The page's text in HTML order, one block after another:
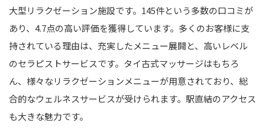
大型リラクゼーション施設です。145件という多数の口コミが
あり、4.7点の高い評価を獲得しています。多くのお客様に支
持されている理由は、充実したメニュー展開と、高いレベル
のセラピストサービスです。タイ古式マッサージはもちろ
ん、様々なリラクゼーションメニューが用意されており、総
合的なウェルネスサービスが受けられます。駅直結のアクセス
も大きな魅力です。